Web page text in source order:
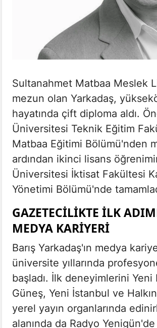
Sultanahmet Matbaa Meslek
mezun olan Yarkadaş,
hayatında çift diploma aldı.
Üniversitesi Teknik Eğitim
Matbaa Eğitimi Bölümü'nden
ardından ikinci lisans
Üniversitesi İktisat Fakültesi
Yönetimi Bölümü'nde
GAZETECILIKTE İLK
MEDYA KARIYERI
Barış Yarkadaş'ın medya
üniversite yıllarında
başladı. İlk deneyimlerini Yeni
Güneş, Yeni İstanbul ve
yerel yayın organlarında
alanında da Radyo